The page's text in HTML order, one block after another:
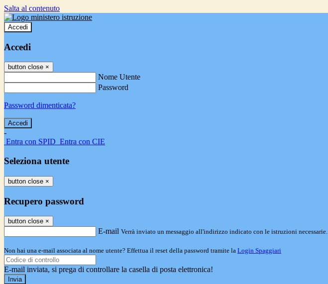
Salta al contenuto
Accedi
Accedi
button close ×
Nome Utente
Password
Password dimenticata?
-
Entra con SPID Entra con CIE
Seleziona utente
button close ×
Recupero password
button close ×
E-mail Verrà inviato un messaggio all'indirizzo indicato con le istruzioni necessarie.
Non hai una e-mail associata al nome utente? Effettua il reset della password tramite la Login Spaggiari
E-mail inviata, si prega di controllare la casella di posta elettronica!